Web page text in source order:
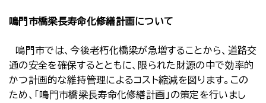
鳴門市橋梁長寿命化修繕計画について
鳴門市では、今後老朽化橋梁が急増することから、道路交
通の安全を確保するとともに、限られた財源の中で効率的
かつ計画的な維持管理によるコスト縮減を図ります。この
ため、「鳴門市橋梁長寿命化修繕計画」の策定を行いまし